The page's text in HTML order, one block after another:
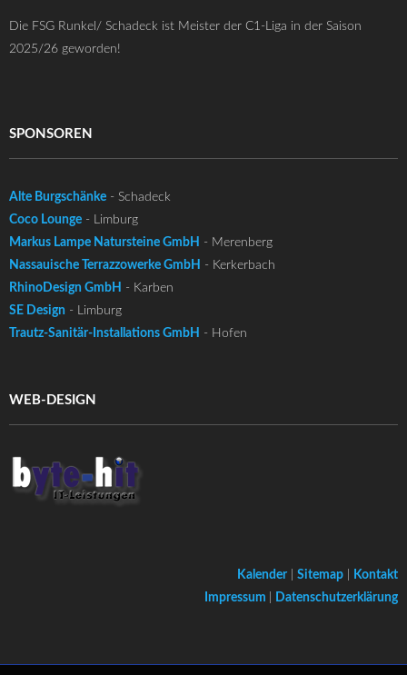
Die FSG Runkel/ Schadeck ist Meister der C1-Liga in der Saison
2025/26 geworden!
SPONSOREN
Alte Burgschänke - Schadeck
Coco Lounge - Limburg
Markus Lampe Natursteine GmbH - Merenberg
Nassauische Terrazzowerke GmbH - Kerkerbach
RhinoDesign GmbH - Karben
SE Design - Limburg
Trautz-Sanitär-Installations GmbH - Hofen
WEB-DESIGN
Kalender| Sitemap
Kontakt
Impressum
Datenschutzerklärung